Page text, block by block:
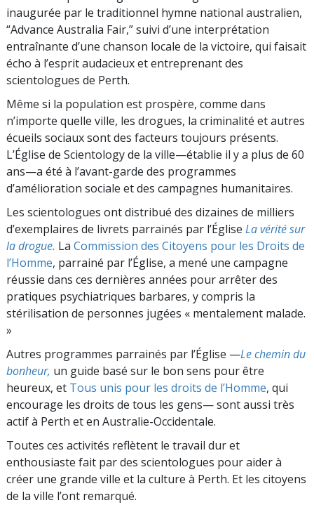
inaugurée par le traditionnel hymne national australien,
“Advance Australia Fair,” suivi d’une interprétation
entraînante d’une chanson locale de la victoire, qui faisait
écho à l’esprit audacieux et entreprenant des
scientologues de Perth.
Même si la population est prospère, comme dans
n’importe quelle ville, les drogues, la criminalité et autres
écueils sociaux sont des facteurs toujours présents.
L’Église de Scientology de la ville—établie il y a plus de 60
ans—a été à l’avant-garde des programmes
d’amélioration sociale et des campagnes humanitaires.
Les scientologues ont distribué des dizaines de milliers
d’exemplaires de livrets parrainés par l’Église La vérité sur
la drogue. La Commission des Citoyens pour les Droits de
l’Homme, parrainé par l’Église, a mené une campagne
réussie dans ces dernières années pour arrêter des
pratiques psychiatriques barbares, y compris la
stérilisation de personnes jugées « mentalement malade.
»
Autres programmes parrainés par l’Église —Le chemin du
bonheur, un guide basé sur le bon sens pour être
heureux, et Tous unis pour les droits de l’Homme, qui
encourage les droits de tous les gens— sont aussi très
actif à Perth et en Australie-Occidentale.
Toutes ces activités reflètent le travail dur et
enthousiaste fait par des scientologues pour aider à
créer une grande ville et la culture à Perth. Et les citoyens
de la ville l’ont remarqué.